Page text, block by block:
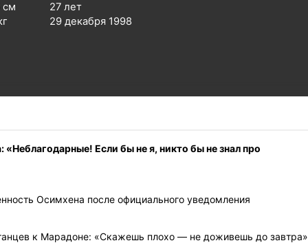
см
27 лет
29 декабря 1998
«Неблагодарные! Если бы не я, никто бы не знал про
Осимхена после официального уведомления
к Марадоне: «Скажешь плохо — не доживешь до завтра»